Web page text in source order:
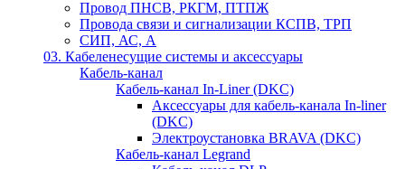
Провод ПНСВ, РКГМ, ПТПЖ
Провода связи и сигнализации КСПВ, ТРП
СИП, АС, А
03. Кабеленесущие системы и аксессуары
Кабель-канал
Кабель-канал In-Liner (DKC)
Аксессуары для кабель-канала In-liner
(DKC)
Электроустановка BRAVA (DKC)
Кабель-канал Legrand